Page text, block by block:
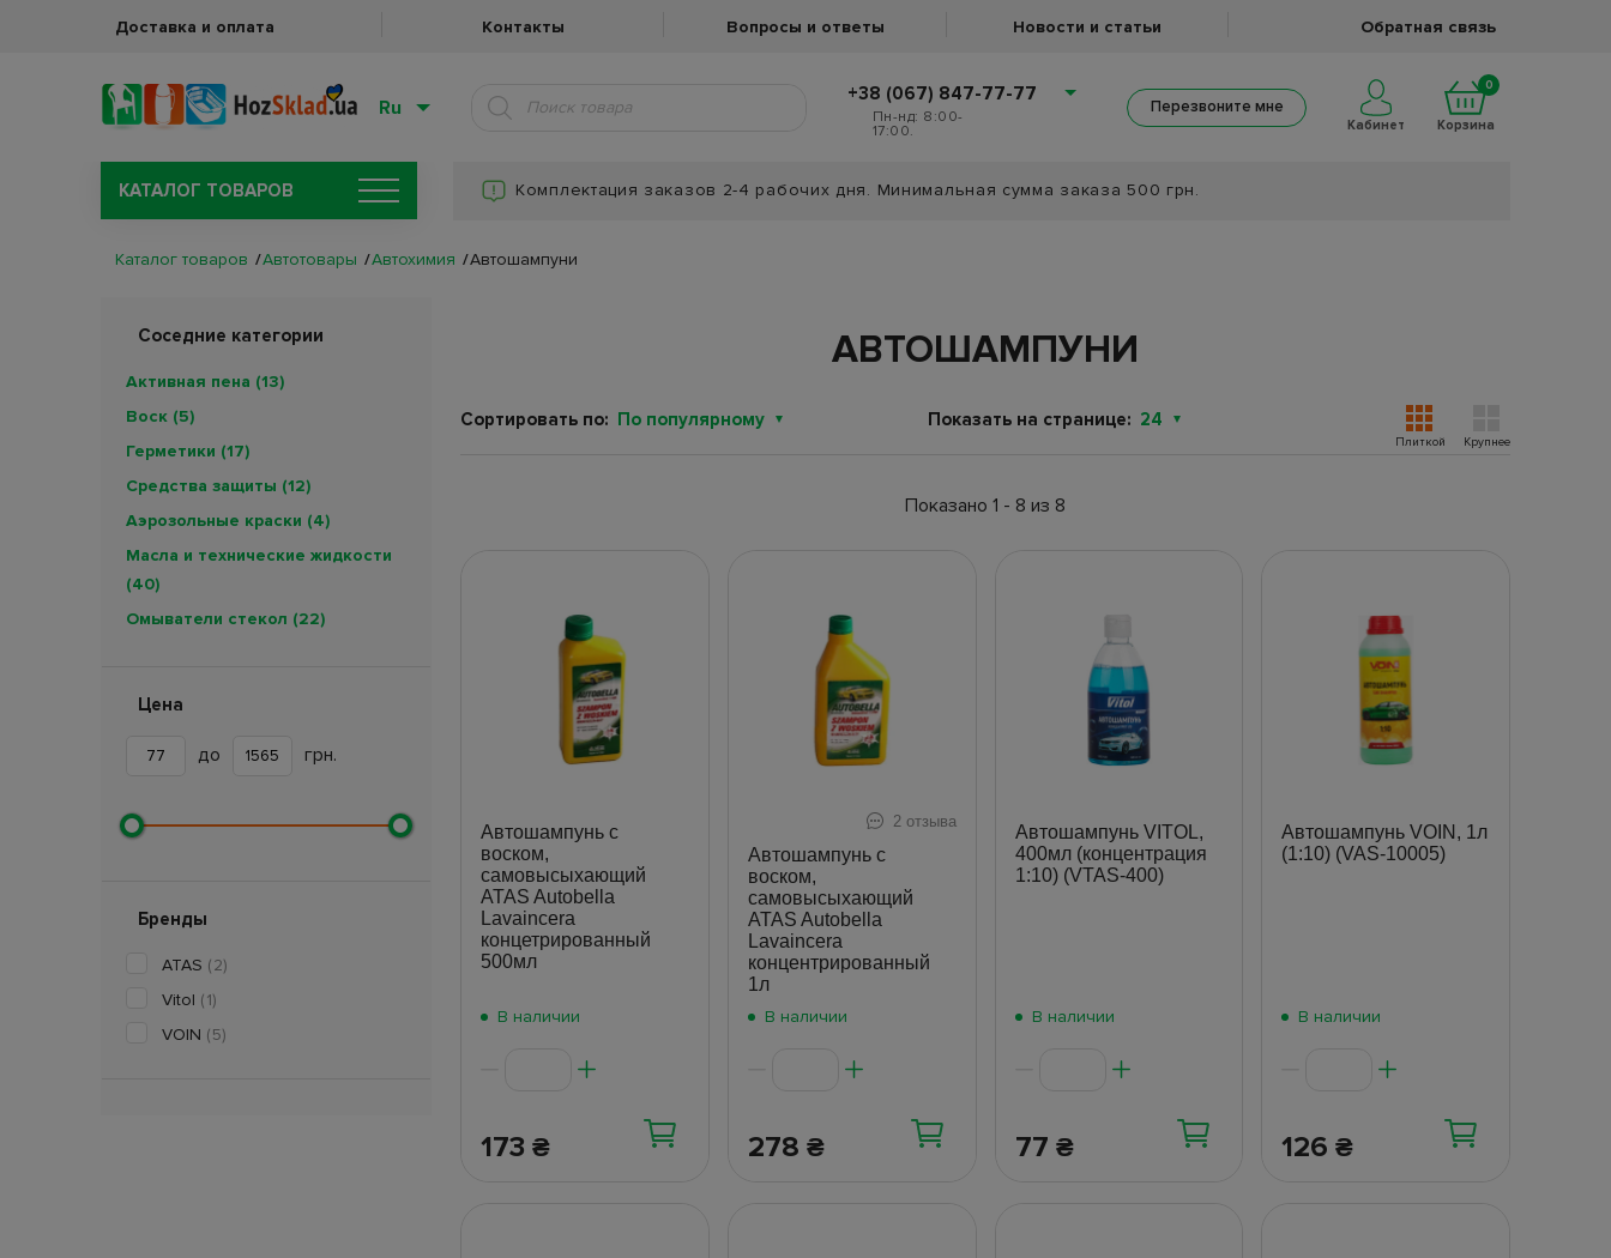
Доставка и оплата Контакты Вопросы и ответы Новости и статьи Обратная связь
Ru
+38 (067) 847-77-77
Пн-нд: 8:00-
17:00.
Перезвоните мне
Кабинет
0
Корзина
КАТАЛОГ ТОВАРОВ Комплектация заказов 2-4 рабочих дня. Минимальная сумма заказа 500 грн.
Каталог товаров Автотовары Автохимия Автошампуни
Соседние категории
Активная пена (13)
Воск (5)
Герметики (17)
Средства защиты (12)
Аэрозольные краски (4)
Масла и технические жидкости
(40)
Омыватели стекол (22)
Полироли
Присадки(3)
Очистители и кондиционеры
Цена
до грн.
Бренды
ATAS (2)
Vitol (1)
VOIN (5)
АВТОШАМПУНИ
Сортировать по: По популярному Показать на странице: 24
Плиткой Крупнее
Показано 1 - 8 из 8
Автошампунь с
воском,
самовысыхающий
ATAS Autobella
Lavaincera
концетрированный
500мл
В наличии
173 ₴
2 отзыва
Автошампунь с
воском,
самовысыхающий
ATAS Autobella
Lavaincera
концентрированный
1л
В наличии
278 ₴
Автошампунь VITOL,
400мл (концентрация
1:10) (VTAS-400)
В наличии
77 ₴
Автошампунь VOIN, 1л
(1:10) (VAS-10005)
В наличии
126₴